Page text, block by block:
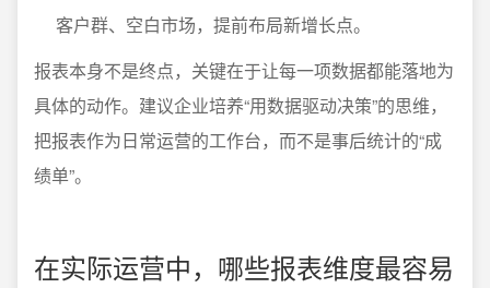
客户群、空白市场，提前布局新增长点。
报表本身不是终点，关键在于让每一项数据都能落地为
具体的动作。建议企业培养“用数据驱动决策”的思维，
把报表作为日常运营的工作台，而不是事后统计的“成
绩单”。
在实际运营中，哪些报表维度最容易